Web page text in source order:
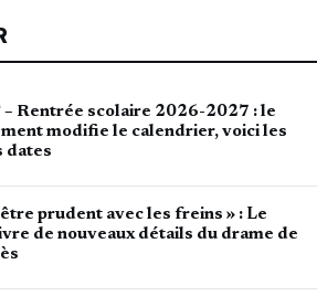
– Rentrée scolaire 2026-2027 : le
modifie le calendrier, voici les
dates
prudent avec les freins » : Le
de nouveaux détails du drame de